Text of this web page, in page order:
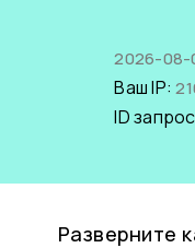
2026-08-
Ваш IP:
ID
Разверните